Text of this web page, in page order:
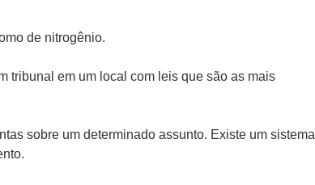
de nitrogênio.
tribunal em um local com leis que são as mais
sobre um determinado assunto. Existe um sistema